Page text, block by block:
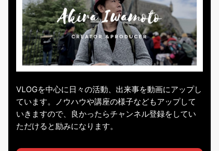
VLOGを中心に日々の活動、出来事を動画にアップし
ています。ノウハウや講座の様子などもアップして
いきますので、良かったらチャンネル登録をしてい
ただけると励みになります。